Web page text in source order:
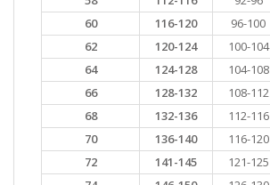
60
116-120 96-100
62
120-124 100-104
64
124-128 104-108
66
128-132 108-112
68
132-136 112-116
70
136-140 116-120
72
141-145 121-125